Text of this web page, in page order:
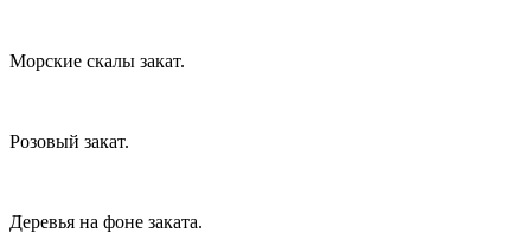
Морские скалы закат.
Розовый закат.
Деревья на фоне заката.